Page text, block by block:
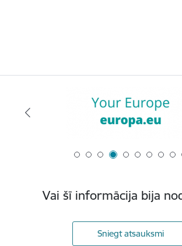
Vai šī informācija bija
Sniegt atsauksmi